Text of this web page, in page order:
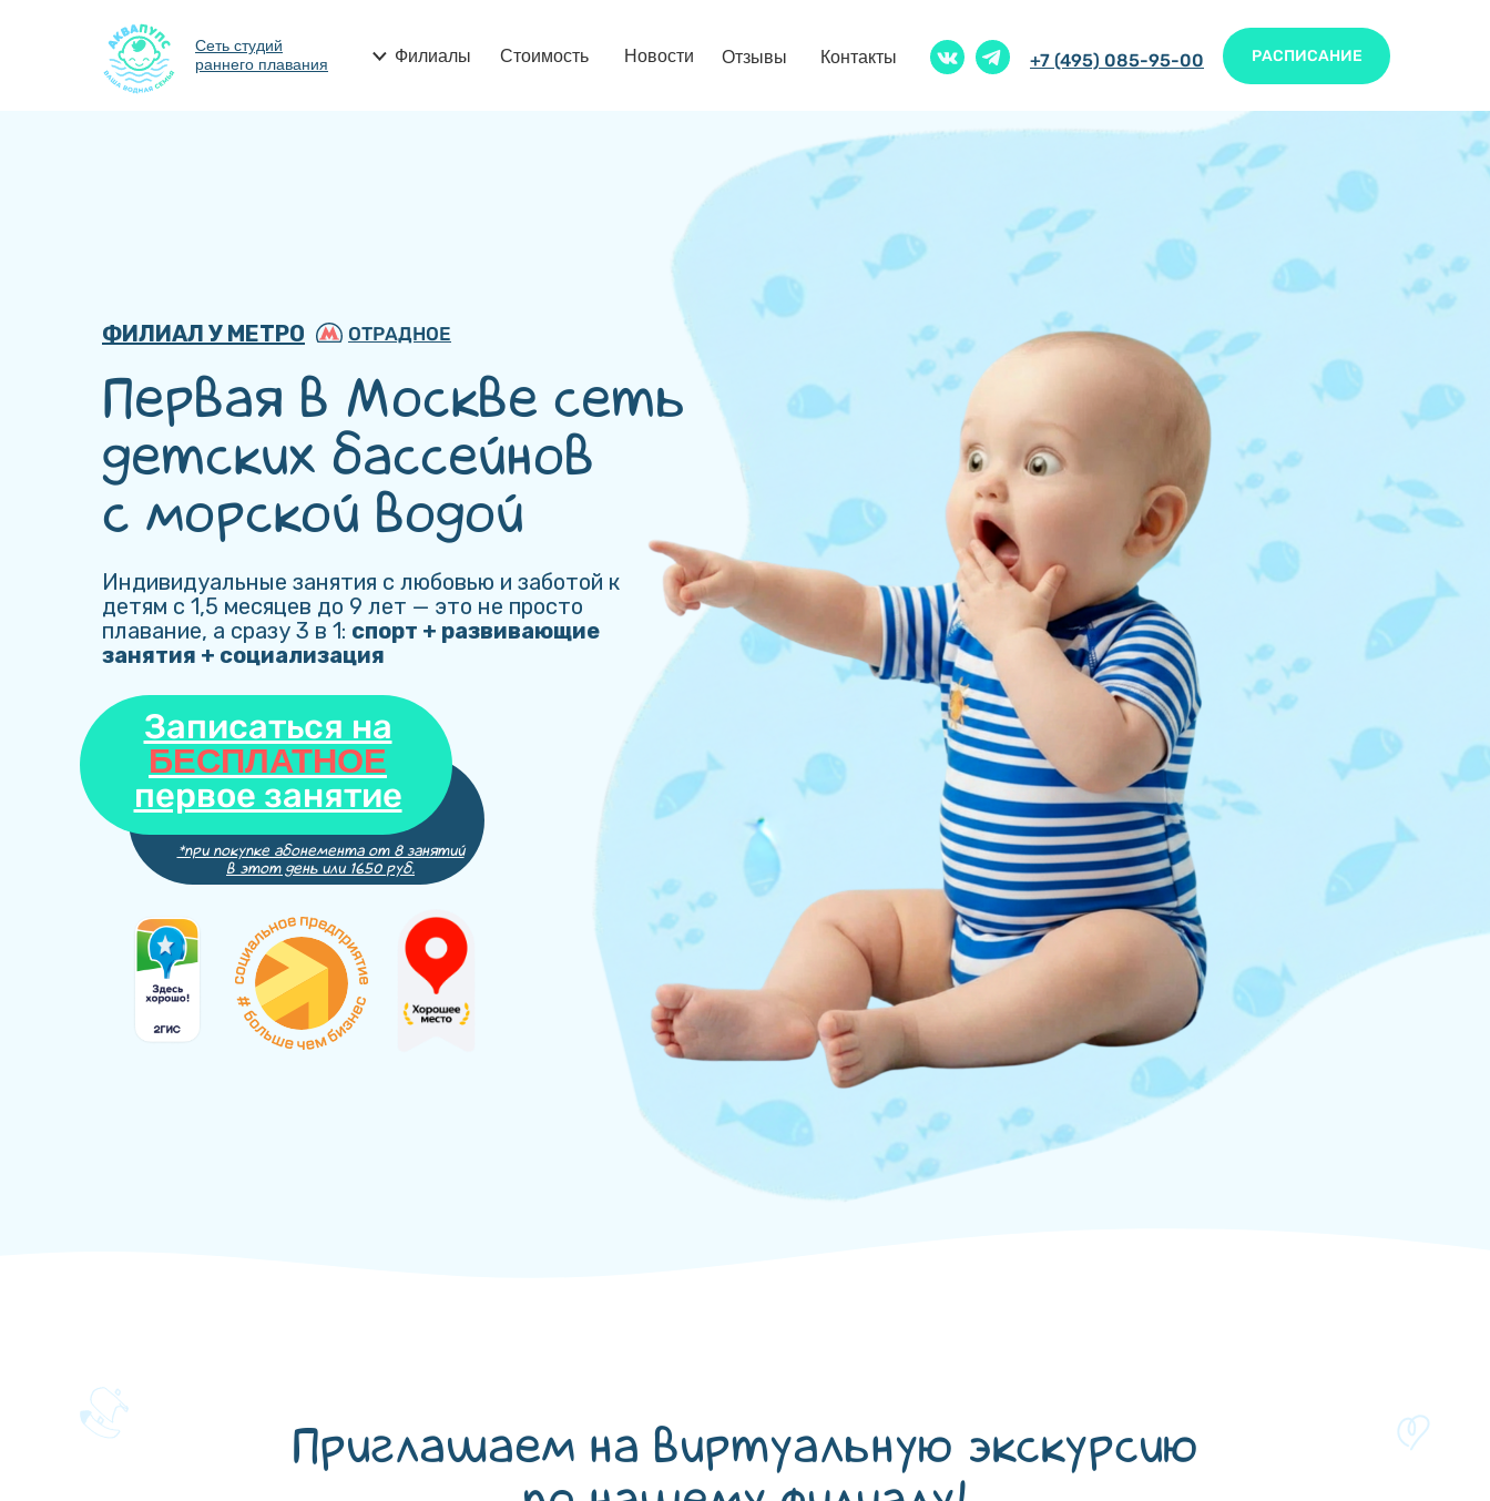
Сеть студий
раннего плавания
+7 (495) 085-95-00 РАСПИСАНИЕ
Стоимость Отзывы Контакты
Новости
Филиалы
ОТРАДНОЕ
ФИЛИАЛ У МЕТРО
Первая в Москве сеть
детских бассейнов
с морской водой
Записаться на
БЕСПЛАТНОЕ
первое занятие
*при покупке абонемента от 8 занятий
в этот день или 1650 руб.
Индивидуальные занятия с любовью и заботой к
детям с 1,5 месяцев до 9 лет — это не просто
плавание, а сразу 3 в 1: спорт + развивающие
занятия + социализация
Приглашаем на виртуальную экскурсию